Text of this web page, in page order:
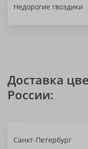
Недорогие гвоздики
Доставка
России:
Санкт-Петербург